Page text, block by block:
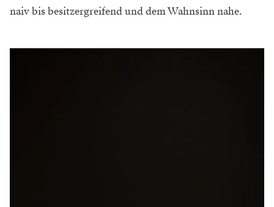
naiv bis besitzergreifend und dem Wahnsinn nahe.